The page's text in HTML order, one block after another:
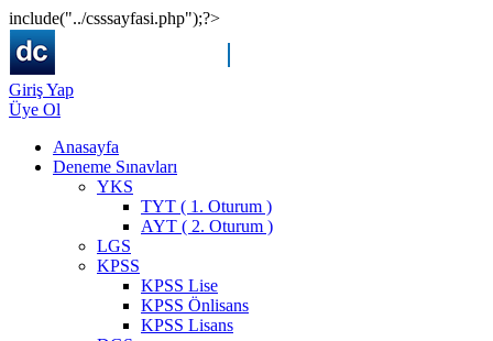
include("../csssayfasi.php");?>
Giriş Yap
Üye Ol
Anasayfa
Deneme Sınavları
YKS
TYT ( 1. Oturum )
AYT ( 2. Oturum )
LGS
KPSS
KPSS Lise
KPSS Önlisans
KPSS Lisans